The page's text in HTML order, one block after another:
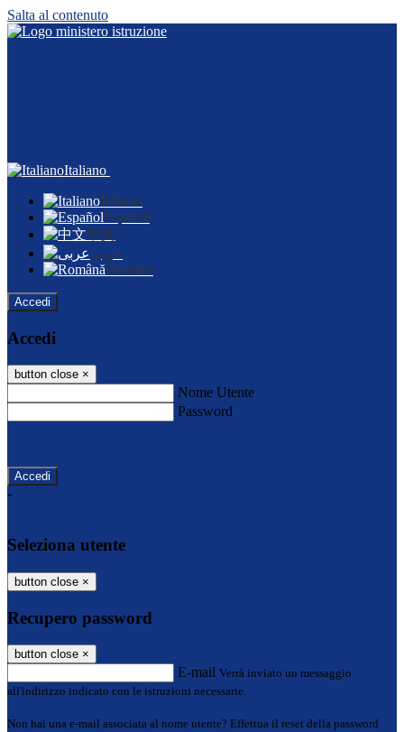
Salta al contenuto
Italiano
Italiano
Español
中文
عربى
Română
Accedi
Accedi
button close ×
Nome Utente
Password
-
Seleziona utente
button close ×
Recupero password
button close ×
E-mail Verrà inviato un messaggio
all'indirizzo indicato con le istruzioni necessarie.
Non hai una e-mail associata al nome utente? Effettua il reset della password